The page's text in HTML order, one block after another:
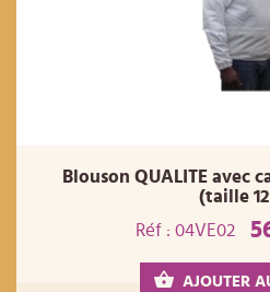
Blouson QUALITE avec
(taille
Réf : 04VE02
AJOUTER